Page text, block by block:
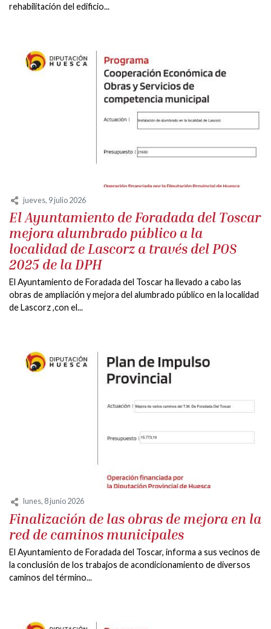
rehabilitación del edificio...
jueves, 9 julio 2026
El Ayuntamiento de Foradada del Toscar
mejora alumbrado público a la
localidad de Lascorz a través del POS
2025 de la DPH
El Ayuntamiento de Foradada del Toscar ha llevado a cabo las
obras de ampliación y mejora del alumbrado público en la localidad
de Lascorz ,con el...
lunes, 8 junio 2026
Finalización de las obras de mejora en la
red de caminos municipales
El Ayuntamiento de Foradada del Toscar, informa a sus vecinos de
la conclusión de los trabajos de acondicionamiento de diversos
caminos del término...